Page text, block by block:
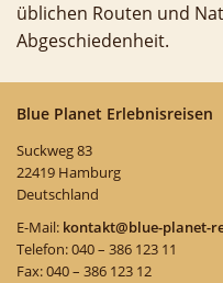
üblichen Routen und
Abgeschiedenheit.
Blue Planet Erlebnisreisen
Suckweg 83
22419 Hamburg
Deutschland
E-Mail: kontakt@blue-planet-
Telefon: 040 – 386 123 11
Fax: 040 – 386 123 12